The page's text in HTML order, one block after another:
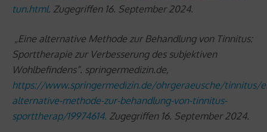
tun.html. Zugegriffen 16. September 2024.
„Eine alternative Methode zur Behandlung von Tinnitus:
Sporttherapie zur Verbesserung des subjektiven
Wohlbefindens“. springermedizin.de,
https://www.springermedizin.de/ohrgeraeusche/tinnitus/
alternative-methode-zur-behandlung-von-tinnitus-
sporttherap/19974614. Zugegriffen 16. September 2024.